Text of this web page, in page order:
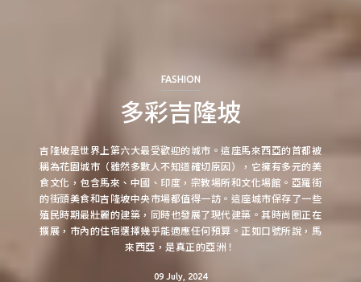
FASHION
多彩吉隆坡
吉隆坡是世界上第六大最受歡迎的城市。這座馬來西亞的首都被
稱為花園城市（雖然多數人不知道確切原因），它擁有多元的美
食文化，包含馬來、中國、印度，宗教場所和文化場館。亞羅街
的街頭美食和吉隆坡中央市場都值得一訪。這座城市保存了一些
殖民時期最壯麗的建築，同時也發展了現代建築。其時尚圈正在
擴展，市內的住宿選擇幾乎能適應任何預算。正如口號所說，馬
來西亞，是真正的亞洲！
09 July, 2024